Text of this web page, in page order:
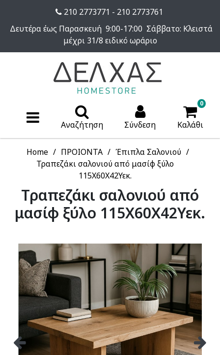
210 2773771 - 210 2773761
Δευτέρα έως Παρασκευή 9:00-17:00 Σάββατο: Κλειστά
μέχρι 31/8 ειδικό ωράριο
Αναζήτηση Σύνδεση
0
Καλάθι
Home ΠΡΟΙΟΝΤΑ
Έπιπλα Σαλονιού
Τραπεζάκι σαλονιού από μασίφ ξύλο
115Χ60Χ42Υεκ.
Τραπεζάκι σαλονιού από
μασίφ ξύλο 115Χ60Χ42Υεκ.